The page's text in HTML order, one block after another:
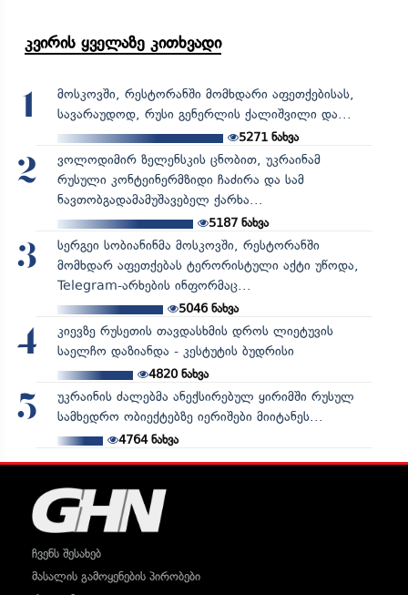
კვირის ყველაზე კითხვადი
1
მოსკოვში, რესტორანში მომხდარი აფეთქებისას,
სავარაუდოდ, რუსი გენერლის ქალიშვილი და...
5271 ნახვა
2
ვოლოდიმირ ზელენსკის ცნობით, უკრაინამ
რუსული კონტეინერმზიდი ჩაძირა და სამ
ნავთობგადამამუშავებელ ქარხა...
5187ნახვა
3
სერგეი სობიანინმა მოსკოვში, რესტორანში
მომხდარ აფეთქებას ტერორისტული აქტი უწოდა,
Telegram-არხების ინფორმაც...
5046ნახვა
4
კიევზე რუსეთის თავდასხმის დროს ლიეტუვის
საელჩო დაზიანდა - კესტუტის ბუდრისი
4820ნახვა
5
უკრაინის ძალებმა ანექსირებულ ყირიმში რუსულ
სამხედრო ობიექტებზე იერიშები მიიტანეს...
4764ნახვა
ჩვენს შესახებ
მასალის გამოყენების პირობები